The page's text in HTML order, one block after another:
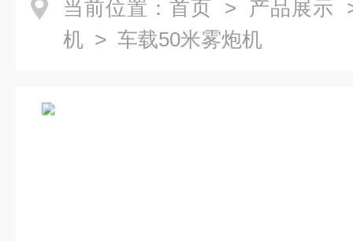
当前位置： 首页 > 产品展示
机 > 车载50米雾炮机